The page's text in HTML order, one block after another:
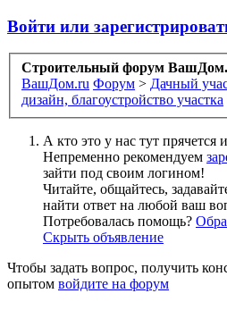
Войти или
Строительный форум
ВашДом.ru Форум > Дачный
дизайн, благоустройство участка
А кто это у нас тут прячется
Непременно рекомендуем
зайти под своим логином!
Читайте, общайтесь,
найти ответ на любой ваш
Потребовалась помощь?
Скрыть объявление
Чтобы задать вопрос, получить
опытом войдите на форум